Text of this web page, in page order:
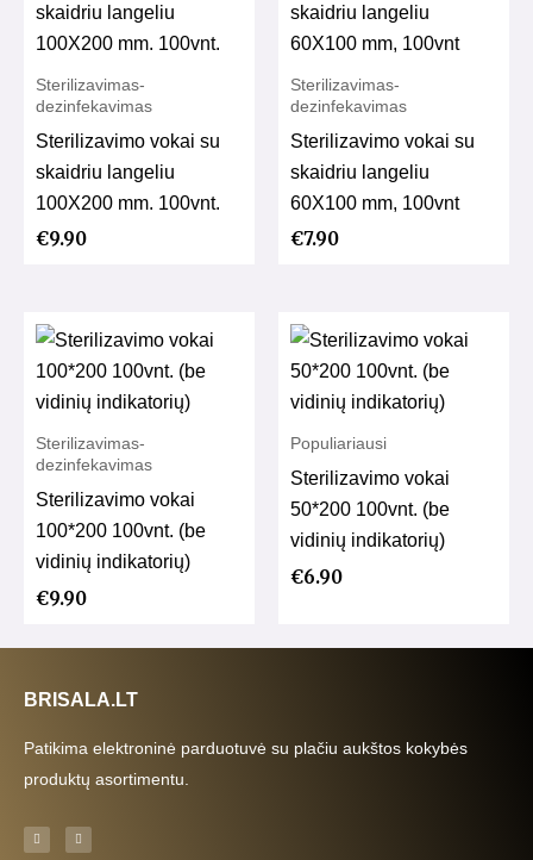
Sterilizavimas-
dezinfekavimas
Sterilizavimo vokai su
skaidriu langeliu
100X200 mm. 100vnt.
€9.90
Sterilizavimas-
dezinfekavimas
Sterilizavimo vokai su
skaidriu langeliu
60X100 mm, 100vnt
€7.90
Sterilizavimas-
dezinfekavimas
Sterilizavimo vokai
100*200 100vnt. (be
vidinių indikatorių)
€9.90
Populiariausi
Sterilizavimo vokai
50*200 100vnt. (be
vidinių indikatorių)
€6.90
BRISALA.LT
Patikima elektroninė parduotuvė su plačiu aukštos kokybės
produktų asortimentu.
F
a
c
I
n
s